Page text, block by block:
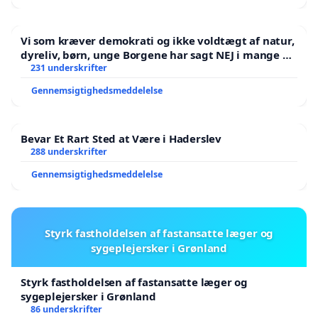
Vi som kræver demokrati og ikke voldtægt af natur,
dyreliv, børn, unge Borgene har sagt NEJ i mange år.
Der er
231 underskrifter
Gennemsigtighedsmeddelelse
Bevar Et Rart Sted at Være i Haderslev
288 underskrifter
Gennemsigtighedsmeddelelse
Styrk fastholdelsen af fastansatte læger og
sygeplejersker i Grønland
Styrk fastholdelsen af fastansatte læger og
sygeplejersker i Grønland
86 underskrifter